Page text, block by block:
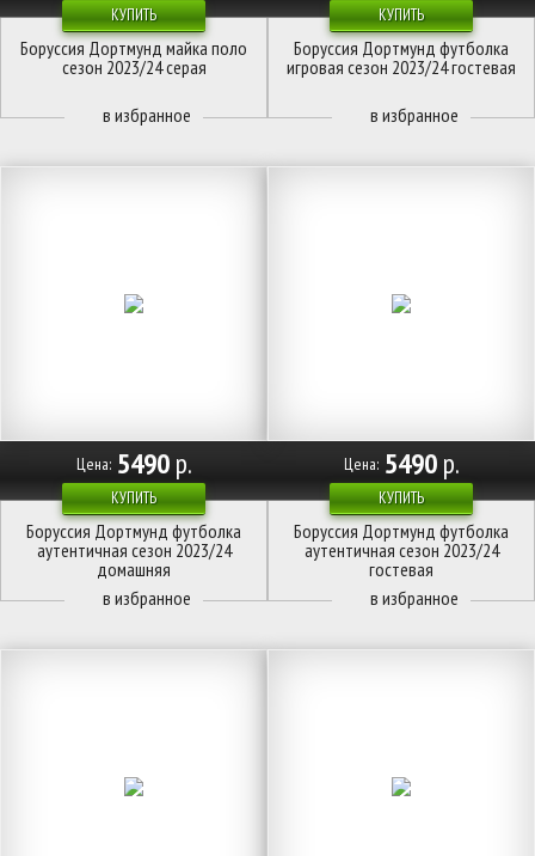
КУПИТЬ
Боруссия Дортмунд майка поло
сезон 2023/24 серая
КУПИТЬ
Боруссия Дортмунд футболка
игровая сезон 2023/24 гостевая
КУПИТЬ
Цена: 5490р.
Боруссия Дортмунд футболка
аутентичная сезон 2023/24
домашняя
КУПИТЬ
Цена: 5490р.
Боруссия Дортмунд футболка
аутентичная сезон 2023/24
гостевая